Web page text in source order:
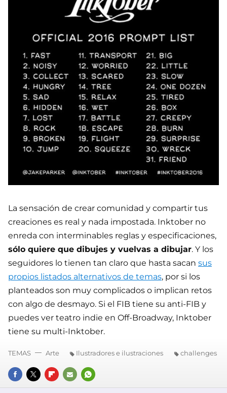
La sensación de crear comunidad y compartir tus
creaciones es real y nada impostada. Inktober no
enreda con interminables reglas y especificaciones,
sólo quiere que dibujes y vuelvas a dibujar. Y los
seguidores lo tienen tan claro que hasta sacan sus
propios listados alternativos de temas, por si los
planteados son muy complicados o implican retos
con algo de desmayo. Si el FIB tiene su anti-FIB y
puedes ver teatro indie en Off-Broadway, Inktober
tiene su multi-Inktober.
FACEBOOK
TWITTERFLIPBOARD
E-
WHATSAPP
TEMAS Arte Ilustradores e ilustraciones challenges